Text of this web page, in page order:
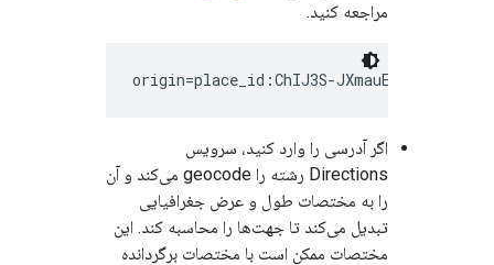
مراجعه کنید.
اگر آدرسی را وارد کنید، سرویس
Directions رشته را geocode می‌کند و آن
را به مختصات طول و عرض جغرافیایی
تبدیل می‌کند تا جهت‌ها را محاسبه کند. این
مختصات ممکن است با مختصات برگردانده